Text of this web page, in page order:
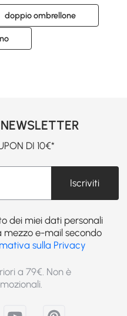
doppio ombrellone
DI 10€*
Iscriviti
dei miei dati personali
e-mail secondo
sulla Privacy
a 79€. Non è